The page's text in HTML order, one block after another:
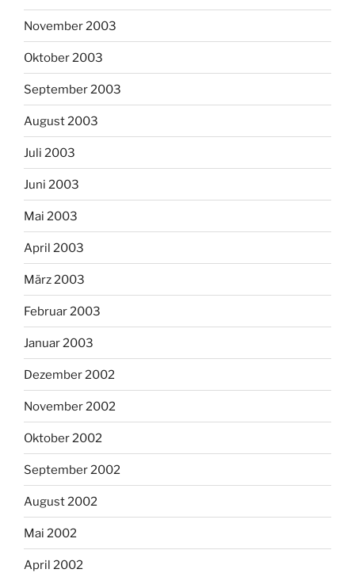
November 2003
Oktober 2003
September 2003
August 2003
Juli 2003
Juni 2003
Mai 2003
April 2003
März 2003
Februar 2003
Januar 2003
Dezember 2002
November 2002
Oktober 2002
September 2002
August 2002
Mai 2002
April 2002